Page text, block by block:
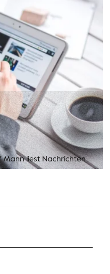
Mann liest Nachrichten